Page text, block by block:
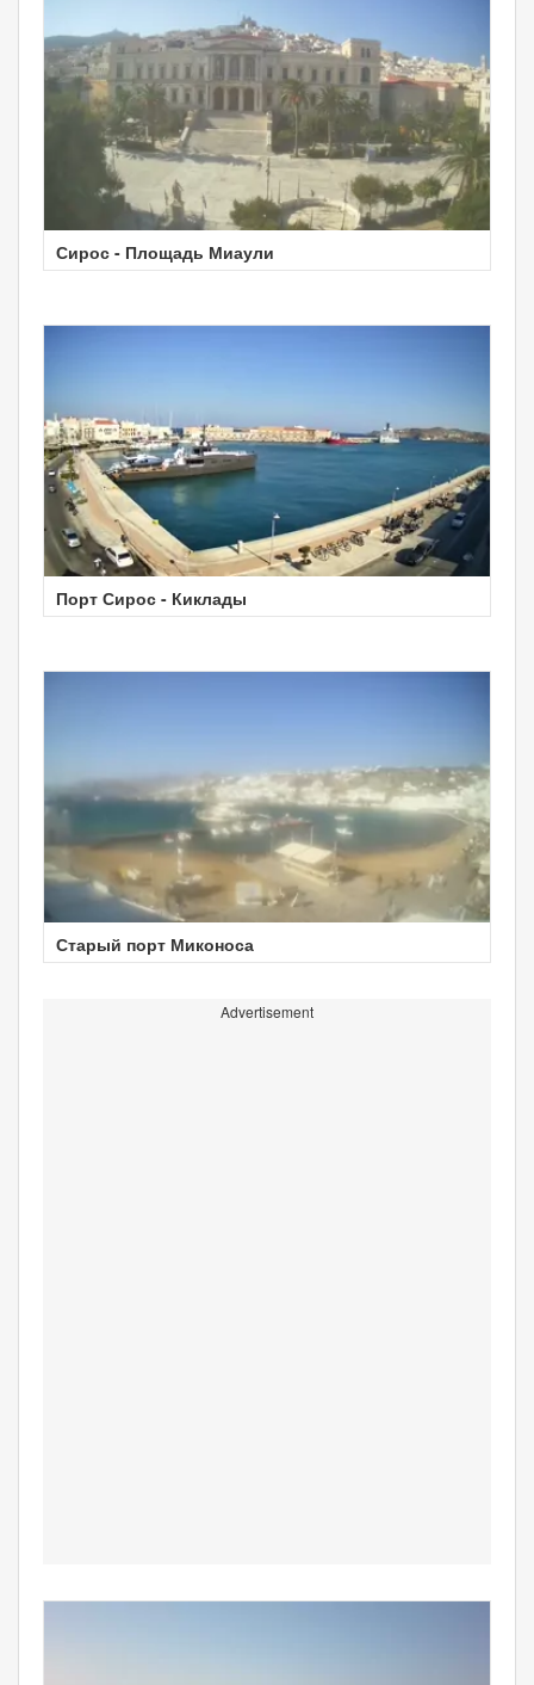
Сирос - Площадь Миаули
Порт Сирос - Киклады
Старый порт Миконоса
Advertisement